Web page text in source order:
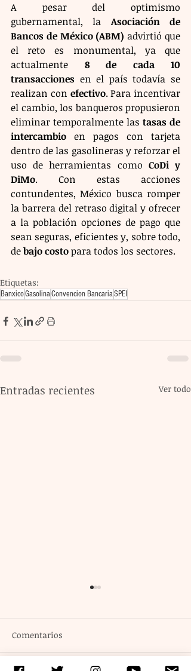
A pesar del optimismo
gubernamental, la Asociación de
Bancos de México (ABM) advirtió que
el reto es monumental, ya que
actualmente 8 de cada 10
transacciones en el país todavía se
realizan con efectivo. Para incentivar
el cambio, los banqueros propusieron
eliminar temporalmente las tasas de
intercambio en pagos con tarjeta
dentro de las gasolineras y reforzar el
uso de herramientas como CoDi y
DiMo. Con estas acciones
contundentes, México busca romper
la barrera del retraso digital y ofrecer
a la población opciones de pago que
sean seguras, eficientes y, sobre todo,
de bajo costo para todos los sectores.
Etiquetas:
BanxicoGasolinaConvencion BancariaSPEI
Entradas recientes Ver todo
Comentarios